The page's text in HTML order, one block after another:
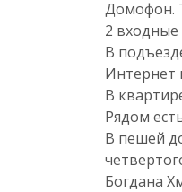
Домофон.
2 входные
В
Интернет
В
Рядом
В пешей
Богдана